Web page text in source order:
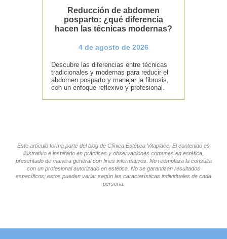
Reducción de abdomen
posparto: ¿qué diferencia
hacen las técnicas modernas?
4 de agosto de 2026
Descubre las diferencias entre técnicas
tradicionales y modernas para reducir el
abdomen posparto y manejar la fibrosis,
con un enfoque reflexivo y profesional.
Este artículo forma parte del blog de Clínica Estética Vitaplace. El contenido es
ilustrativo e inspirado en prácticas y observaciones comunes en estética,
presentado de manera general con fines informativos. No reemplaza la consulta
con un profesional autorizado en estética. No se garantizan resultados
específicos; estos pueden variar según las características individuales de cada
persona.